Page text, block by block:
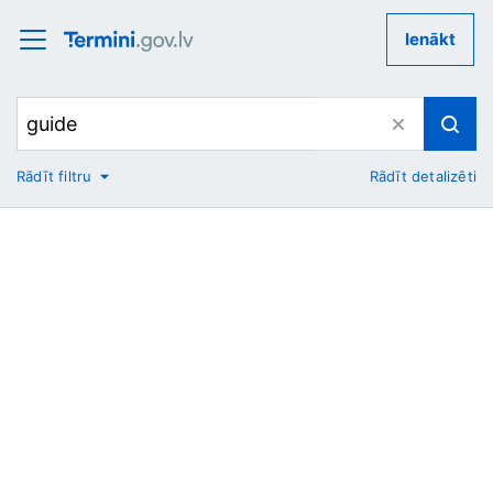
Ienākt
No
Rādīt filtru Rādīt detalizēti